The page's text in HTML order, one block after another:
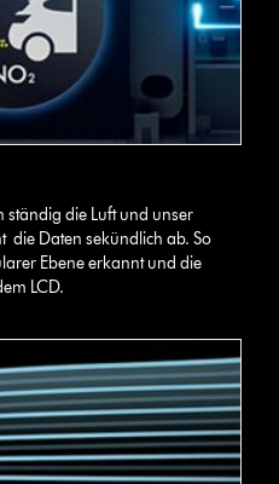
ständig die Luft und unser
die Daten sekündlich ab. So
Ebene erkannt und die
LCD.